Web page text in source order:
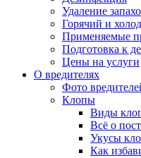
Удаление
Горячий и
Применяемые
Подготовка к
Цены на услуги
О вредителях
Фото
Клопы
Виды
Всё о
Укусы
Как